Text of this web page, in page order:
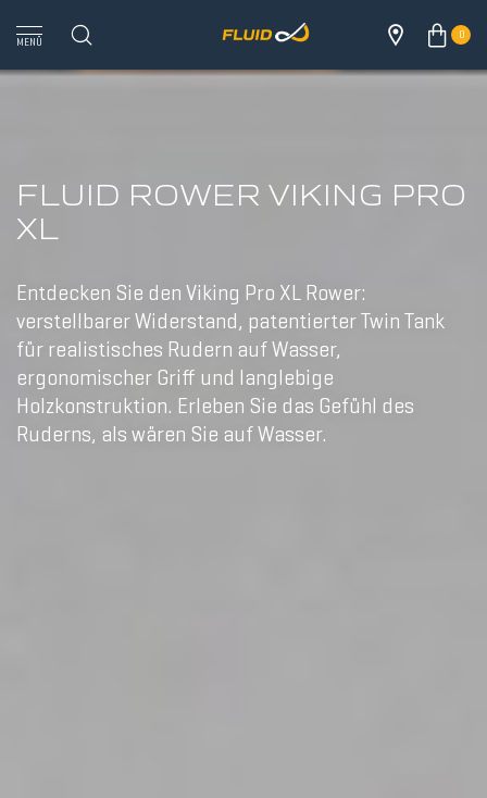
MENÜ
0
FLUID ROWER VIKING PRO
XL
Entdecken Sie den Viking Pro XL Rower:
verstellbarer Widerstand, patentierter Twin Tank
für realistisches Rudern auf Wasser,
ergonomischer Griff und langlebige
Holzkonstruktion. Erleben Sie das Gefühl des
Ruderns, als wären Sie auf Wasser.